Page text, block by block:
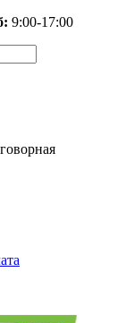
9:00-17:00